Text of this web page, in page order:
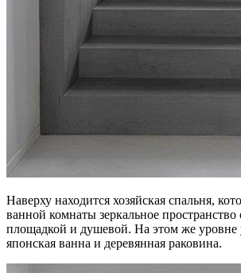
Наверху находится хозяйская спальня,
ванной комнаты зеркальное пространство
площадкой и душевой. На этом же уровне
японская ванна и деревянная раковина.